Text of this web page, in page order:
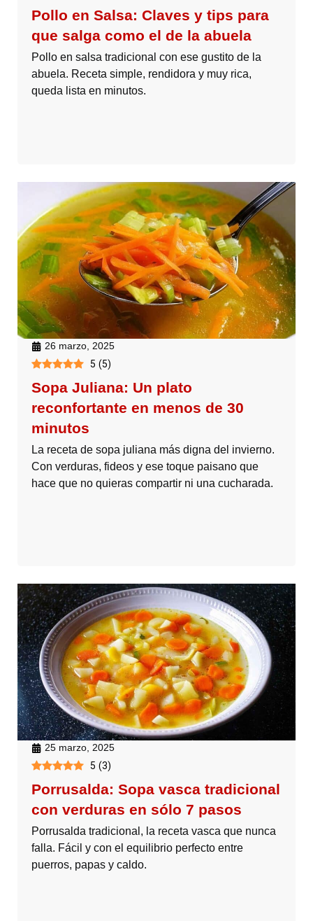
Pollo en Salsa: Claves y tips para
que salga como el de la abuela
Pollo en salsa tradicional con ese gustito de la
abuela. Receta simple, rendidora y muy rica,
queda lista en minutos.
26 marzo, 2025
5 (5)
Sopa Juliana: Un plato
reconfortante en menos de 30
minutos
La receta de sopa juliana más digna del invierno.
Con verduras, fideos y ese toque paisano que
hace que no quieras compartir ni una cucharada.
25 marzo, 2025
5 (3)
Porrusalda: Sopa vasca tradicional
con verduras en sólo 7 pasos
Porrusalda tradicional, la receta vasca que nunca
falla. Fácil y con el equilibrio perfecto entre
puerros, papas y caldo.